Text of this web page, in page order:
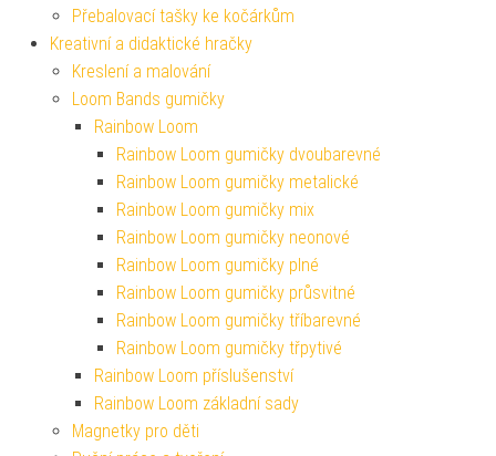
Přebalovací tašky ke kočárkům
Kreativní a didaktické hračky
Kreslení a malování
Loom Bands gumičky
Rainbow Loom
Rainbow Loom gumičky dvoubarevné
Rainbow Loom gumičky metalické
Rainbow Loom gumičky mix
Rainbow Loom gumičky neonové
Rainbow Loom gumičky plné
Rainbow Loom gumičky průsvitné
Rainbow Loom gumičky tříbarevné
Rainbow Loom gumičky třpytivé
Rainbow Loom příslušenství
Rainbow Loom základní sady
Magnetky pro děti